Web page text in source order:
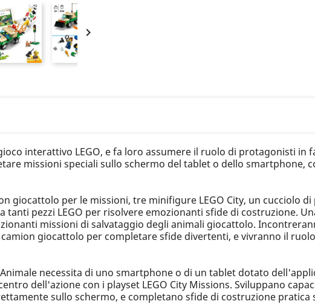

interattivo LEGO, e fa loro assumere il ruolo di protagonisti in
missioni speciali sullo schermo del tablet o dello smartphone,
giocattolo per le missioni, tre minifigure LEGO City, un cucciolo
pezzi LEGO per risolvere emozionanti sfide di costruzione.
missioni di salvataggio degli animali giocattolo.
giocattolo per completare sfide divertenti, e vivranno il
necessita di uno smartphone o di un tablet dotato
dell'azione con i playset LEGO City Missions. Sviluppano
sullo schermo, e completano sfide di costruzione pratica